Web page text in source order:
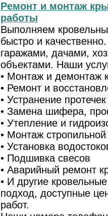
Ремонт и монтаж
работы
Выполняем
быстро и
гаражами, дачами,
объектами. Наши
• Монтаж и демонтаж
• Ремонт и
• Устранение протечек
• Замена шифера,
• Утепление и
• Монтаж
• Установка
• Подшивка свесов
• Аварийный ремонт
• И другие
подход, доступные
работ.